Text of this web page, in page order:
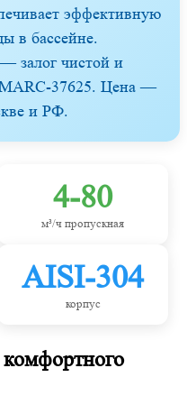
эффективную
в бассейне.
залог чистой и
37625. Цена —
и РФ.
4-80
м³/ч пропускная
AISI-304
корпус